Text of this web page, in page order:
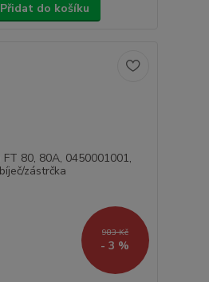
Přidat do košíku
983 Kč
- 3 %